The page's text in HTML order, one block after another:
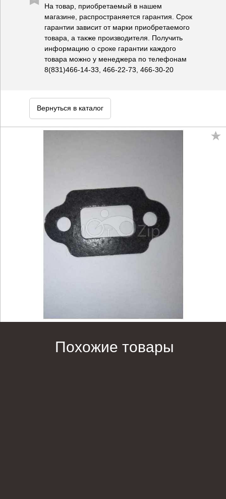
На товар, приобретаемый в нашем
магазине, распространяется гарантия. Срок
гарантии зависит от марки приобретаемого
товара, а также производителя. Получить
информацию о сроке гарантии каждого
товара можно у менеджера по телефонам
8(831)466-14-33, 466-22-73, 466-30-20
Вернуться в каталог
Похожие товары